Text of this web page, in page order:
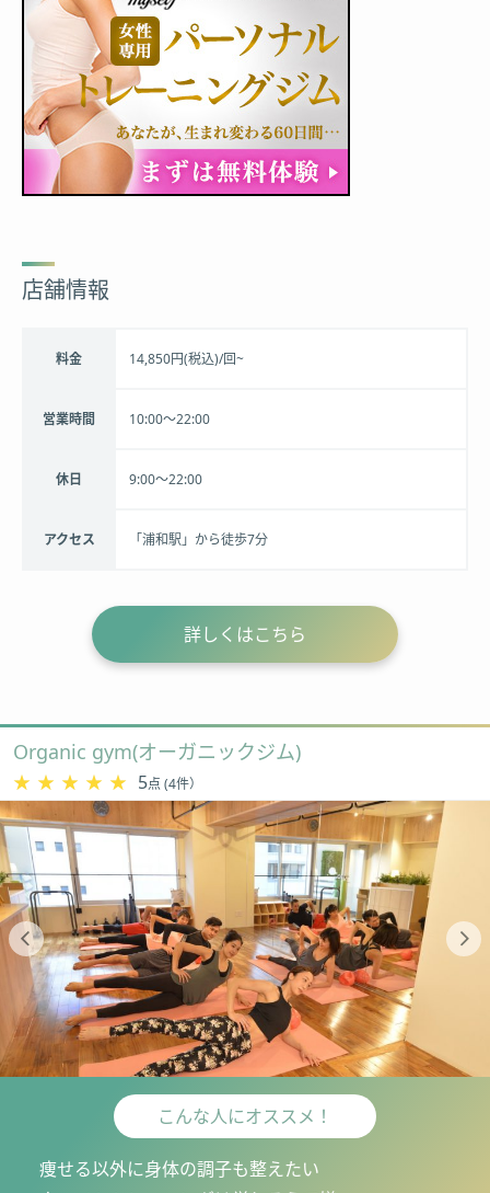
店舗情報
料金 14,850円(税込)/回~
営業時間 10:00〜22:00
休日 9:00～22:00
アクセス 「浦和駅」から徒歩7分
詳しくはこちら
Organic gym(オーガニックジム)
★★★★★
★★★★★ 5点 (4件）
こんな人にオススメ！
痩せる以外に身体の調子も整えたい